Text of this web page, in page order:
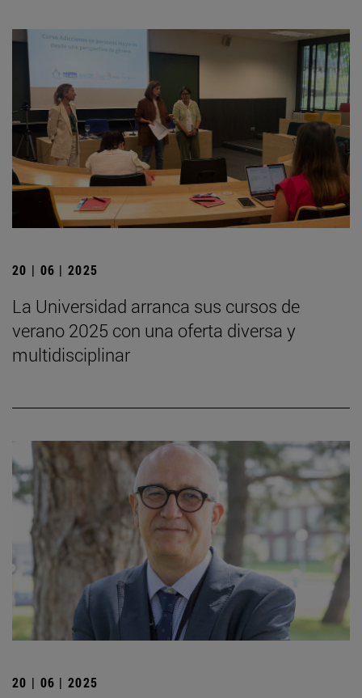
20 | 06 | 2025
La Universidad arranca sus cursos de
verano 2025 con una oferta diversa y
multidisciplinar
20 | 06 | 2025